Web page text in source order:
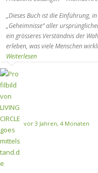
„Dieses Buch ist die Einführung,
„Geheimnisse“ aller
ein grösseres Verständnis der
erleben, was viele Menschen
Weiterlesen
vor 3 Jahren, 4 Monaten